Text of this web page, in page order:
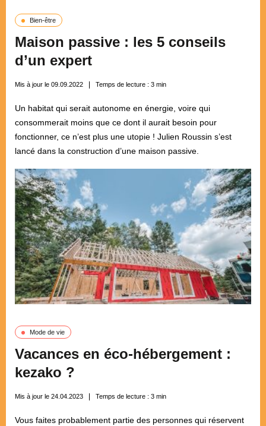
Bien-être
Maison passive : les 5 conseils
d’un expert
Mis à jour le 09.09.2022 Temps de lecture : 3 min
Un habitat qui serait autonome en énergie, voire qui
consommerait moins que ce dont il aurait besoin pour
fonctionner, ce n’est plus une utopie ! Julien Roussin s’est
lancé dans la construction d’une maison passive.
Mode de vie
Vacances en éco-hébergement :
kezako ?
Mis à jour le 24.04.2023 Temps de lecture : 3 min
Vous faites probablement partie des personnes qui réservent